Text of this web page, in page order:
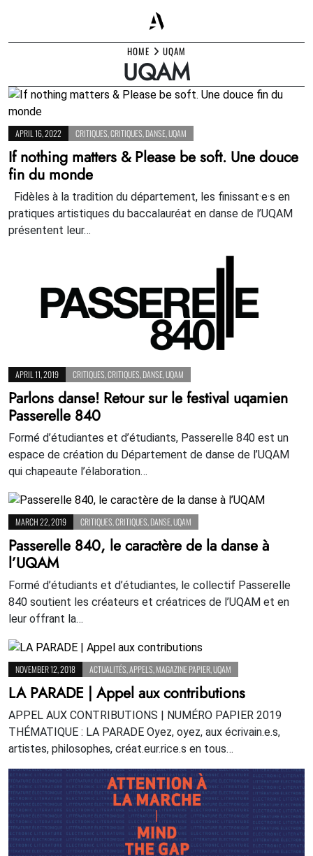
content
HOME UQAM
UQAM
APRIL 16, 2022 CRITIQUES CRITIQUES DANSE UQAM
If nothing matters & Please be soft. Une douce
fin du monde
Fidèles à la tradition du département, les finissant·e·s en
pratiques artistiques du baccalauréat en danse de l’UQAM
présentent leur…
APRIL 11, 2019 CRITIQUES CRITIQUES DANSE UQAM
Parlons danse! Retour sur le festival uqamien
Passerelle 840
Formé d’étudiantes et d’étudiants, Passerelle 840 est un
espace de création du Département de danse de l’UQAM
qui chapeaute l’élaboration…
MARCH 22, 2019 CRITIQUES CRITIQUES DANSE UQAM
Passerelle 840, le caractère de la danse à
l’UQAM
Formé d’étudiants et d’étudiantes, le collectif Passerelle
840 soutient les créateurs et créatrices de l’UQAM et en
leur offrant la…
NOVEMBER 12, 2018 ACTUALITÉS APPELS MAGAZINE PAPIER UQAM
LA PARADE | Appel aux contributions
APPEL AUX CONTRIBUTIONS | NUMÉRO PAPIER 2019
THÉMATIQUE : LA PARADE Oyez, oyez, aux écrivain.e.s,
artistes, philosophes, créat.eur.rice.s en tous…